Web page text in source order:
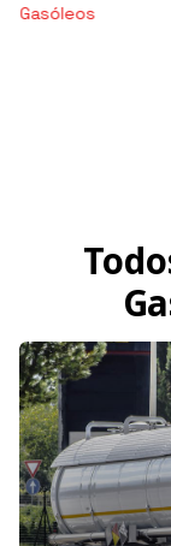
Gasóleo a domicilio